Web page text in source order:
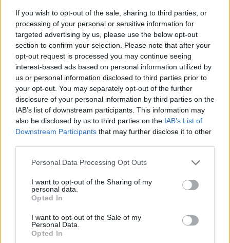
If you wish to opt-out of the sale, sharing to third parties, or
processing of your personal or sensitive information for
targeted advertising by us, please use the below opt-out
section to confirm your selection. Please note that after your
opt-out request is processed you may continue seeing
interest-based ads based on personal information utilized by
us or personal information disclosed to third parties prior to
your opt-out. You may separately opt-out of the further
disclosure of your personal information by third parties on the
IAB’s list of downstream participants. This information may
also be disclosed by us to third parties on the IAB’s List of
Downstream Participants that may further disclose it to other
Personal Data Processing Opt Outs
I want to opt-out of the Sharing of my
personal data.
Opted In
I want to opt-out of the Sale of my
Personal Data.
Opted In